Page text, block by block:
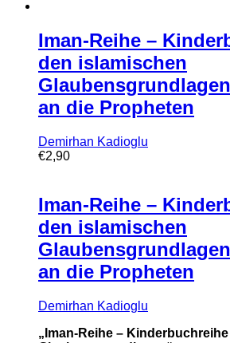
Iman-Reihe –
den islamischen
an die Propheten
Demirhan Kadioglu
€2,90
Iman-Reihe –
den islamischen
an die Propheten
Demirhan Kadioglu
„Iman-Reihe –